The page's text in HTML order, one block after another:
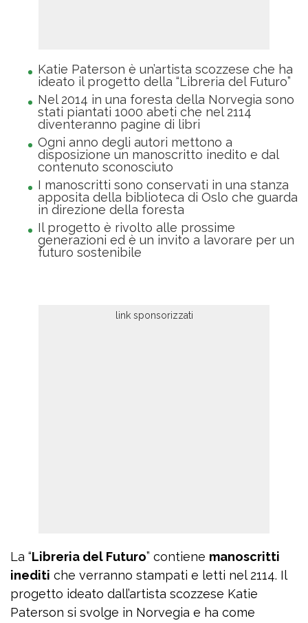
Katie Paterson è un’artista scozzese che ha
ideato il progetto della “Libreria del Futuro”
Nel 2014 in una foresta della Norvegia sono
stati piantati 1000 abeti che nel 2114
diventeranno pagine di libri
Ogni anno degli autori mettono a
disposizione un manoscritto inedito e dal
contenuto sconosciuto
I manoscritti sono conservati in una stanza
apposita della biblioteca di Oslo che guarda
in direzione della foresta
Il progetto è rivolto alle prossime
generazioni ed è un invito a lavorare per un
futuro sostenibile
La “Libreria del Futuro” contiene manoscritti
inediti che verranno stampati e letti nel 2114. Il
progetto ideato dall’artista scozzese Katie
Paterson si svolge in Norvegia e ha come